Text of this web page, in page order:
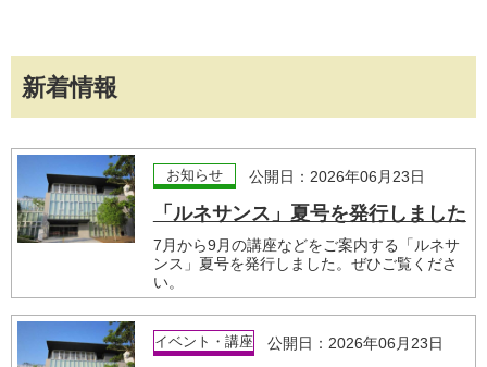
新着情報
お知らせ 公開日：2026年06月23日
「ルネサンス」夏号を発行しました
7月から9月の講座などをご案内する「ルネサ
ンス」夏号を発行しました。ぜひご覧くださ
い。
イベント・講座 公開日：2026年06月23日